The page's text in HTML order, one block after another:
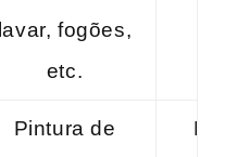
lavar, fogões,
etc.
Pintura‌ de
R$